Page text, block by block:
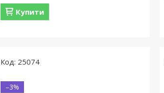
Купити
25074
–3%